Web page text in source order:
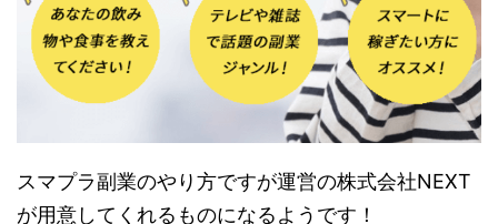
スマプラ副業のやり方ですが運営の株式会社NEXT
が用意してくれるものになるようです！